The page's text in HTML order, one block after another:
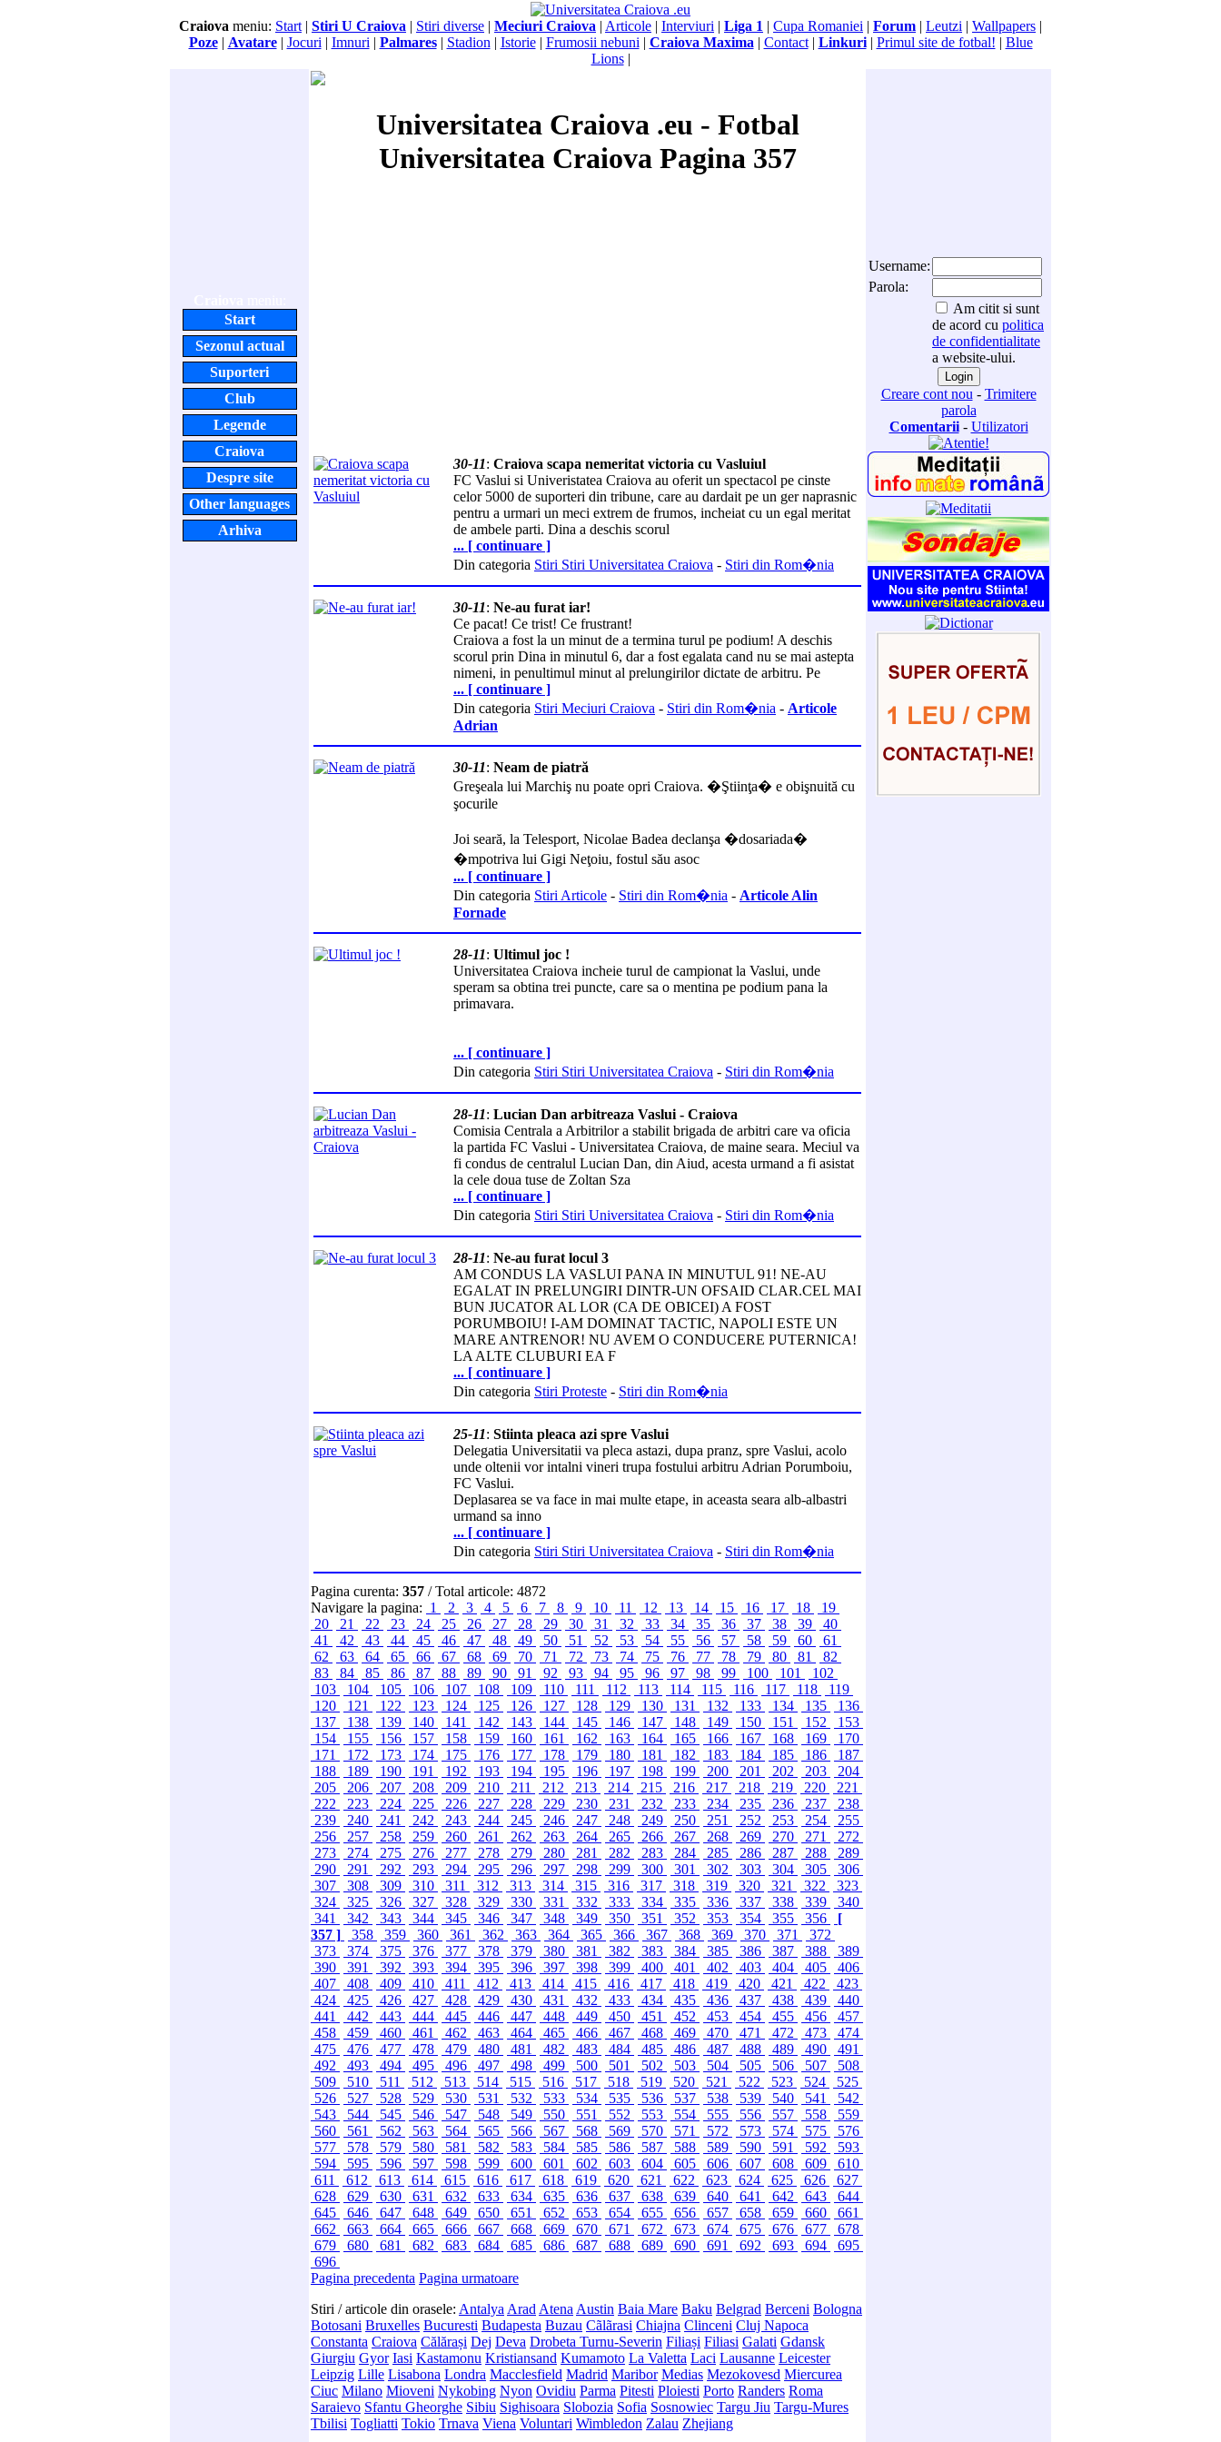
Craiova meniu: Start | Stiri U Craiova | Stiri diverse | Meciuri Craiova | Articole | Interviuri | Liga 1 | Cupa Romaniei | Forum | Leutzi | Wallpapers |
Poze| Avatare| Jocuri | Imnuri | Palmares| Stadion | Istorie| Frumosii nebuni | Craiova Maxima | Contact| Linkuri| Primul site de fotbal! | Blue
Lions|
Start
Sezonul actual
Suporteri
Club
Legende
Craiova
Despre site
Other languages
Arhiva
Universitatea Craiova .eu - Fotbal
Universitatea Craiova Pagina 357
30-11: Craiova scapa nemeritat victoria cu Vasluiul
FC Vaslui si Univeristatea Craiova au oferit un spectacol pe cinste
celor 5000 de suporteri din tribune, care au dardait pe un ger naprasnic
pentru a urmari un meci extrem de frumos, incheiat cu un egal meritat
de ambele parti. Dina a deschis scorul
... [ continuare ]
Din categoria Stiri Stiri Universitatea Craiova - Stiri din Rom�nia
30-11: Ne-au furat iar!
Ce pacat! Ce trist! Ce frustrant!
Craiova a fost la un minut de a termina turul pe podium! A deschis
scorul prin Dina in minutul 6, dar a fost egalata cand nu se mai astepta
nimeni, in penultimul minut al prelungirilor dictate de arbitru. Pe
... [ continuare ]
Din categoria Stiri Meciuri Craiova - Stiri din Rom�nia - Articole
Adrian
30-11: Neam de piatră
Greşeala lui Marchiş nu poate opri Craiova. �Ştiinţa� e obişnuită cu
şocurile
Joi seară, la Telesport, Nicolae Badea declanşa �dosariada�
�mpotriva lui Gigi Neţoiu, fostul său asoc
... [ continuare ]
Din categoria Stiri Articole - Stiri din Rom�nia - Articole Alin
Fornade
28-11: Ultimul joc !
Universitatea Craiova incheie turul de campionat la Vaslui, unde
speram sa obtina trei puncte, care sa o mentina pe podium pana la
primavara.
... [ continuare ]
Din categoria Stiri Stiri Universitatea Craiova - Stiri din Rom�nia
28-11: Lucian Dan arbitreaza Vaslui - Craiova
Comisia Centrala a Arbitrilor a stabilit brigada de arbitri care va oficia
la partida FC Vaslui - Universitatea Craiova, de maine seara. Meciul va
fi condus de centralul Lucian Dan, din Aiud, acesta urmand a fi asistat
la cele doua tuse de Zoltan Sza
... [ continuare ]
Din categoria Stiri Stiri Universitatea Craiova - Stiri din Rom�nia
28-11: Ne-au furat locul 3
AM CONDUS LA VASLUI PANA IN MINUTUL 91! NE-AU
EGALAT IN PRELUNGIRI DINTR-UN OFSAID CLAR.CEL MAI
BUN JUCATOR AL LOR (CA DE OBICEI) A FOST
PORUMBOIU! I-AM DOMINAT TACTIC, NAPOLI ESTE UN
MARE ANTRENOR! NU AVEM O CONDUCERE PUTERNICA!
LA ALTE CLUBURI EA F
... [ continuare ]
Din categoria Stiri Proteste - Stiri din Rom�nia
25-11: Stiinta pleaca azi spre Vaslui
Delegatia Universitatii va pleca astazi, dupa pranz, spre Vaslui, acolo
unde oltenii vor intalni vineri trupa fostului arbitru Adrian Porumboiu,
FC Vaslui.
Deplasarea se va face in mai multe etape, in aceasta seara alb-albastri
urmand sa inno
... [ continuare ]
Din categoria Stiri Stiri Universitatea Craiova - Stiri din Rom�nia
Pagina curenta: 357 / Total articole: 4872
Navigare la pagina: 1 2 3 4 5 6 7 8 9 10 11 12 13 14 15 16 17 18
19
20
21 22 23 24 25 26 27 28 29 30 31 32 33 34 35 36 37 38 39
40
41
42 43 44 45 46 47 48 49 50 51 52 53 54 55 56 57 58 59 60
61
62
63 64 65 66 67 68 69 70 71 72 73 74 75 76 77 78 79 80 81
82
83
84 85 86 87 88 89 90 91 92 93 94 95 96 97 98 99 100 101
102
103
104 105 106 107 108 109 110 111 112 113 114 115 116 117 118
119
120
121 122 123 124 125 126 127 128 129 130 131 132 133 134 135
136
137
138 139 140 141 142 143 144 145 146 147 148 149 150 151 152
153
154
155 156 157 158 159 160 161 162 163 164 165 166 167 168 169
170
171
172 173 174 175 176 177 178 179 180 181 182 183 184 185 186
187
188
189 190 191 192 193 194 195 196 197 198 199 200 201 202 203
204
205
206 207 208 209 210 211 212 213 214 215 216 217 218 219 220
221
222
223 224 225 226 227 228 229 230 231 232 233 234 235 236 237
238
239
240 241 242 243 244 245 246 247 248 249 250 251 252 253 254
255
256
257 258 259 260 261 262 263 264 265 266 267 268 269 270 271
272
273
274 275 276 277 278 279 280 281 282 283 284 285 286 287 288
289
290
291 292 293 294 295 296 297 298 299 300 301 302 303 304 305
306
307
308 309 310 311 312 313 314 315 316 317 318 319 320 321 322
323
324
325 326 327 328 329 330 331 332 333 334 335 336 337 338 339
340
341
342 343 344 345 346 347 348 349 350 351 352 353 354 355 356
[
357 ]
358 359 360 361 362 363 364 365 366 367 368 369 370 371
372
373
374 375 376 377 378 379 380 381 382 383 384 385 386 387 388
389
390
391 392 393 394 395 396 397 398 399 400 401 402 403 404 405
406
407
408 409 410 411 412 413 414 415 416 417 418 419 420 421 422
423
424
425 426 427 428 429 430 431 432 433 434 435 436 437 438 439
440
441
442 443 444 445 446 447 448 449 450 451 452 453 454 455 456
457
458
459 460 461 462 463 464 465 466 467 468 469 470 471 472 473
474
475
476 477 478 479 480 481 482 483 484 485 486 487 488 489 490
491
492
493 494 495 496 497 498 499 500 501 502 503 504 505 506 507
508
509
510 511 512 513 514 515 516 517 518 519 520 521 522 523 524
525
526
527 528 529 530 531 532 533 534 535 536 537 538 539 540 541
542
543
544 545 546 547 548 549 550 551 552 553 554 555 556 557 558
559
560
561 562 563 564 565 566 567 568 569 570 571 572 573 574 575
576
577
578 579 580 581 582 583 584 585 586 587 588 589 590 591 592
593
594
595 596 597 598 599 600 601 602 603 604 605 606 607 608 609
610
611
612 613 614 615 616 617 618 619 620 621 622 623 624 625 626
627
628
629 630 631 632 633 634 635 636 637 638 639 640 641 642 643
644
645
646 647 648 649 650 651 652 653 654 655 656 657 658 659 660
661
662
663 664 665 666 667 668 669 670 671 672 673 674 675 676 677
678
679
680 681 682 683 684 685 686 687 688 689 690 691 692 693 694
695
696
Pagina precedenta Pagina urmatoare
Stiri / articole din orasele: Antalya Arad Atena Austin Baia Mare Baku Belgrad Berceni Bologna
Botosani Bruxelles Bucuresti Budapesta Buzau Cãlãrasi Chiajna Clinceni Cluj Napoca
Constanta Craiova Călărași Dej Deva Drobeta Turnu-Severin Filiași Filiasi Galati Gdansk
Giurgiu Gyor Iasi Kastamonu Kristiansand Kumamoto La Valetta Laci Lausanne Leicester
Leipzig Lille Lisabona Londra Macclesfield Madrid Maribor Medias Mezokovesd Miercurea
Ciuc Milano Mioveni Nykobing Nyon Ovidiu Parma Pitesti Ploiesti Porto Randers Roma
Saraievo Sfantu Gheorghe Sibiu Sighisoara Slobozia Sofia Sosnowiec Targu Jiu Targu-Mures
Tbilisi Togliatti Tokio Trnava Viena Voluntari Wimbledon Zalau Zhejiang
Username:
Parola:
Am citit si sunt
de acord cu politica
de confidentialitate
a website-ului.
Creare cont nou - Trimitere
parola
Comentarii- Utilizatori